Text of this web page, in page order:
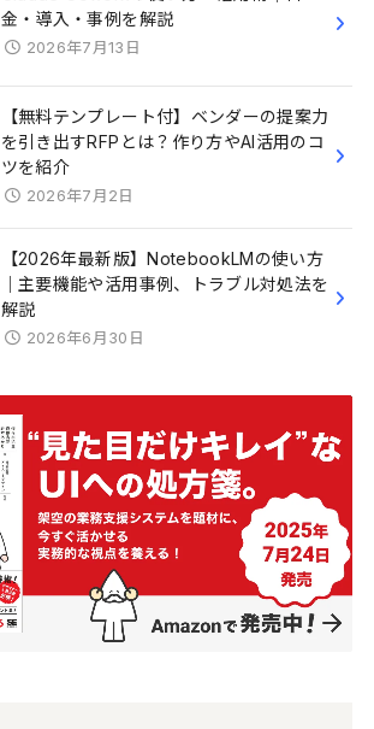
金・導入・事例を解説
2026年7月13日
【無料テンプレート付】ベンダーの提案力
を引き出すRFPとは？作り方やAI活用のコ
ツを紹介
2026年7月2日
【2026年最新版】NotebookLMの使い方
｜主要機能や活用事例、トラブル対処法を
解説
2026年6月30日